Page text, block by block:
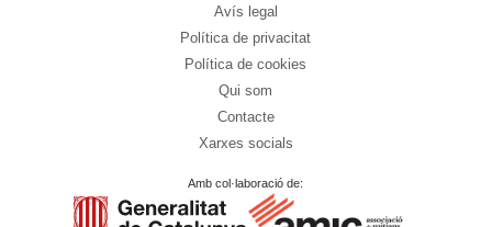
Avís legal
Política de privacitat
Política de cookies
Qui som
Contacte
Xarxes socials
Amb col·laboració de: